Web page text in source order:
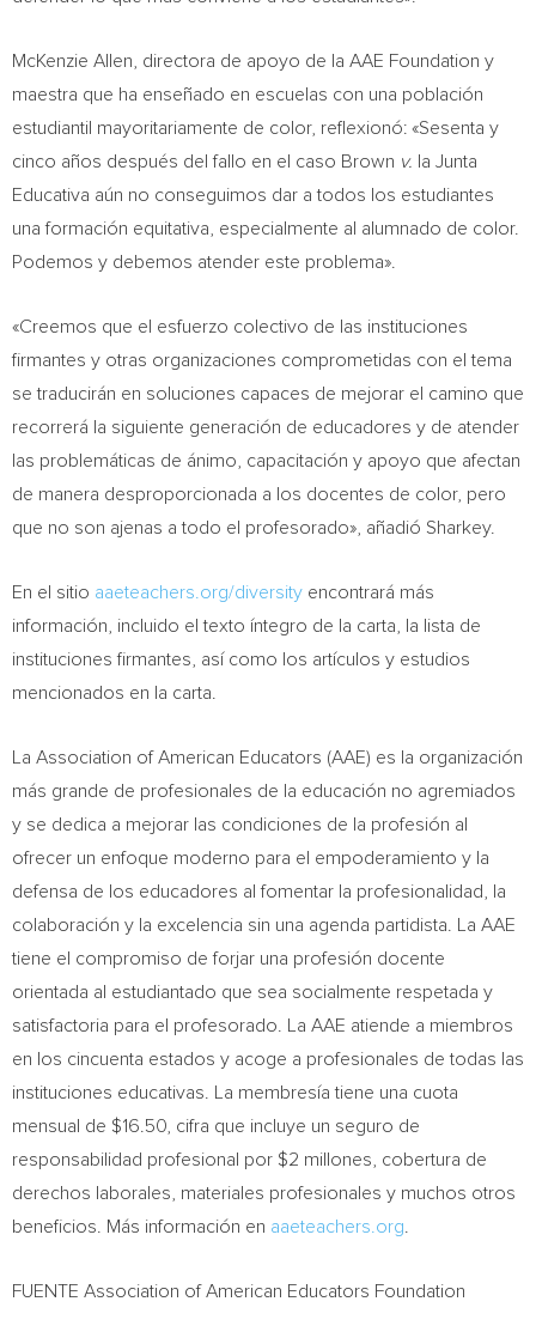
McKenzie Allen , directora de apoyo de la AAE Foundation y
maestra que ha enseñado en escuelas con una población
estudiantil mayoritariamente de color, reflexionó: «Sesenta y
cinco años después del fallo en el caso Brown v. la Junta
Educativa aún no conseguimos dar a todos los estudiantes
una formación equitativa, especialmente al alumnado de color.
Podemos y debemos atender este problema».
«Creemos que el esfuerzo colectivo de las instituciones
firmantes y otras organizaciones comprometidas con el tema
se traducirán en soluciones capaces de mejorar el camino que
recorrerá la siguiente generación de educadores y de atender
las problemáticas de ánimo, capacitación y apoyo que afectan
de manera desproporcionada a los docentes de color, pero
que no son ajenas a todo el profesorado», añadió Sharkey.
En el sitio aaeteachers.org/diversity encontrará más
información, incluido el texto íntegro de la carta, la lista de
instituciones firmantes, así como los artículos y estudios
mencionados en la carta.
La Association of American Educators (AAE) es la organización
más grande de profesionales de la educación no agremiados
y se dedica a mejorar las condiciones de la profesión al
ofrecer un enfoque moderno para el empoderamiento y la
defensa de los educadores al fomentar la profesionalidad, la
colaboración y la excelencia sin una agenda partidista. La AAE
tiene el compromiso de forjar una profesión docente
orientada al estudiantado que sea socialmente respetada y
satisfactoria para el profesorado. La AAE atiende a miembros
en los cincuenta estados y acoge a profesionales de todas las
instituciones educativas. La membresía tiene una cuota
mensual de $16.50 , cifra que incluye un seguro de
responsabilidad profesional por $2 millones, cobertura de
derechos laborales, materiales profesionales y muchos otros
beneficios. Más información en aaeteachers.org
FUENTE Association of American Educators Foundation